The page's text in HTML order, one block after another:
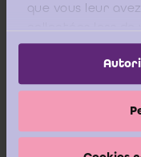
que vous leur
services.
Executive Summary (NL)
Executive Summary
Executive Summary